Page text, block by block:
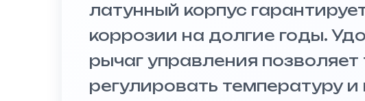
латунный корпус
коррозии на долгие годы.
рычаг управления позволяет
регулировать температуру